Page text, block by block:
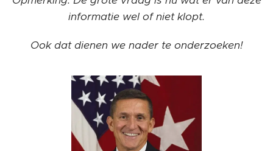
informatie wel of niet klopt.
Ook dat dienen we nader te onderzoeken!